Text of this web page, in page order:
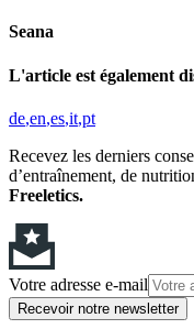
Seana
L'article est également
de en es it pt
Recevez les derniers
d’entraînement, de
Freeletics.
Votre adresse e-mail
Recevoir notre newsletter